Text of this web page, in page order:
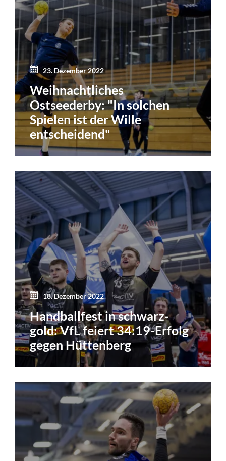
23. Dezember 2022
Weihnachtliches
Ostseederby: "In solchen
Spielen ist der Wille
entscheidend"
18. Dezember 2022
Handballfest in schwarz-
gold: VfL feiert 34:19-Erfolg
gegen Hüttenberg